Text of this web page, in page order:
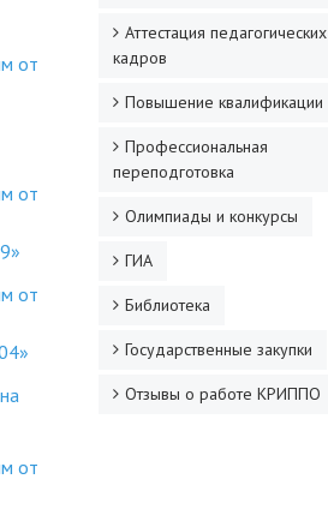
от
от
от
от
Аттестация педагогических
кадров
Повышение квалификации
Профессиональная
переподготовка
Олимпиады и конкурсы
ГИА
Библиотека
Государственные закупки
Отзывы о работе КРИППО